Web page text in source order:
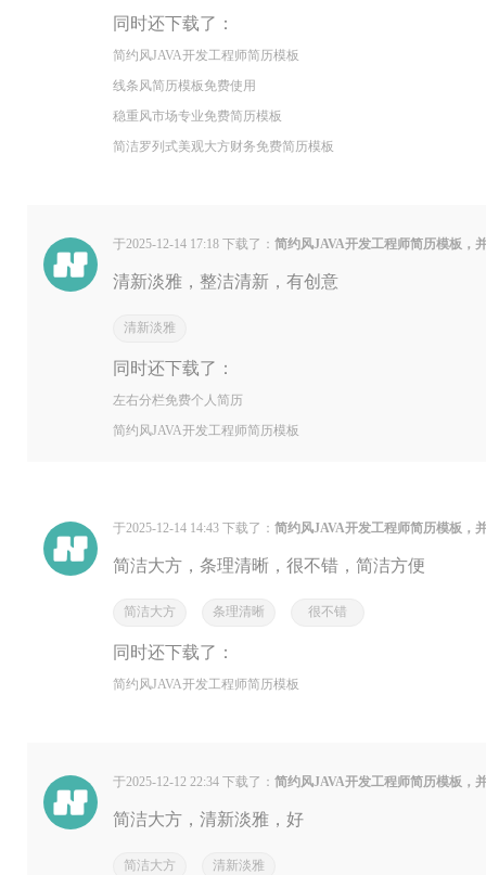
同时还下载了：
简约风JAVA开发工程师简历模板
线条风简历模板免费使用
稳重风市场专业免费简历模板
简洁罗列式美观大方财务免费简历模板
于2025-12-14 17:18 下载了：简约风JAVA开发工程师简历模板，
清新淡雅，整洁清新，有创意
清新淡雅
同时还下载了：
左右分栏免费个人简历
简约风JAVA开发工程师简历模板
于2025-12-14 14:43 下载了：简约风JAVA开发工程师简历模板，
简洁大方，条理清晰，很不错，简洁方便
简洁大方 条理清晰 很不错
同时还下载了：
简约风JAVA开发工程师简历模板
于2025-12-12 22:34 下载了：简约风JAVA开发工程师简历模板，
简洁大方，清新淡雅，好
简洁大方 清新淡雅